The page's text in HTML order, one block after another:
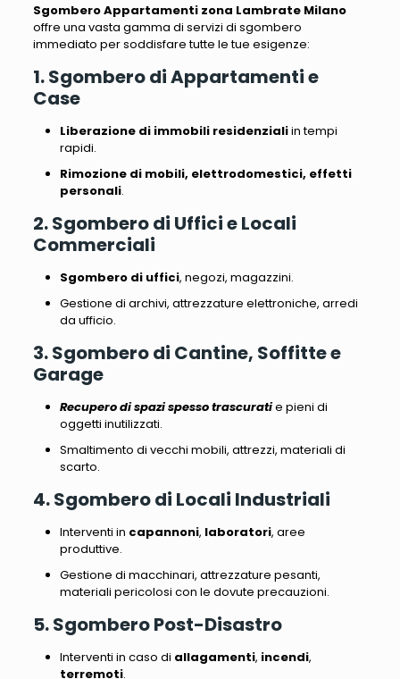
Sgombero Appartamenti zona Lambrate Milano
offre una vasta gamma di servizi di sgombero
immediato per soddisfare tutte le tue esigenze:
1. Sgombero di Appartamenti e
Case
Liberazione di immobili residenzialiin tempi
rapidi.
Rimozione di mobili, elettrodomestici, effetti
personali.
2. Sgombero di Uffici e Locali
Commerciali
Sgombero di uffici, negozi, magazzini.
Gestione di archivi, attrezzature elettroniche, arredi
da ufficio.
3. Sgombero di Cantine, Soffitte e
Garage
Recupero di spazi spesso trascuratie pieni di
oggetti inutilizzati.
Smaltimento di vecchi mobili, attrezzi, materiali di
scarto.
4. Sgombero di Locali Industriali
Interventi in capannoni, laboratori, aree
produttive.
Gestione di macchinari, attrezzature pesanti,
materiali pericolosi con le dovute precauzioni.
5. Sgombero Post-Disastro
Interventi in caso di allagamenti, incendi,
terremoti.